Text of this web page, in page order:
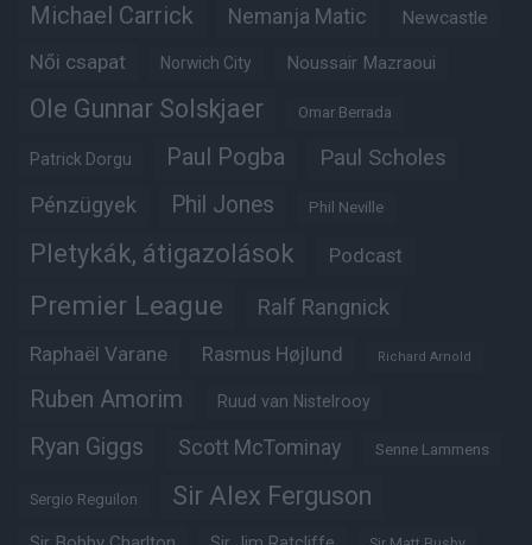
Michael Carrick Nemanja Matic Newcastle
Női csapat Norwich City Noussair Mazraoui
Ole Gunnar Solskjaer Omar Berrada
Patrick Dorgu Paul Pogba Paul Scholes
Pénzügyek Phil Jones Phil Neville
Pletykák, átigazolások Podcast
Premier League Ralf Rangnick
Raphaël Varane Rasmus Højlund Richard Arnold
Ruben Amorim Ruud van Nistelrooy
Ryan Giggs Scott McTominay Senne Lammens
Sergio Reguilon Sir Alex Ferguson